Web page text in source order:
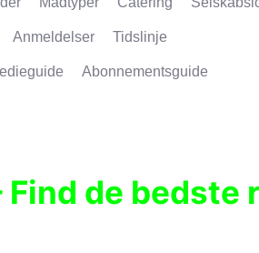
Anmeldelser Tidslinje
Abonnementsguide
Find de bedste